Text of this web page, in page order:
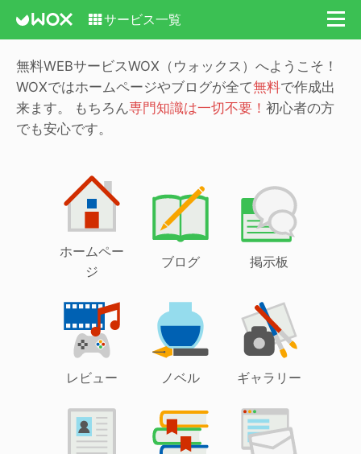
サービス一覧
無料WEBサービスWOX（ウォックス）へようこそ！
WOXではホームページやブログが全て無料で作成出
来ます。
もちろん専門知識は一切不要！ 初心者の方
でも安心です。
ホームペー
ジ
ブログ 掲示板
レビュー ノベル ギャラリー